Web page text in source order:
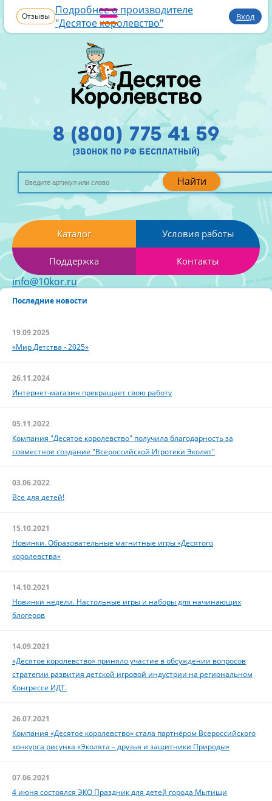
Отзывы Подробнее о производителе
"Десятое королевство"
Вход
Найти
8 (800) 775 41 59
(звонок по рф бесплатный)
Каталог Условия работы
Поддержка Контакты
info@10kor.ru
Последние новости
19.09.2025
«Мир Детства - 2025»
26.11.2024
Интернет-магазин прекращает свою работу
05.11.2022
Компания "Десятое королевство" получила благодарность за
совместное создание "Всероссийской Игротеки Эколят"
03.06.2022
Все для детей!
15.10.2021
Новинки. Образовательные магнитные игры «Десятого
королевства»
14.10.2021
Новинки недели. Настольные игры и наборы для начинающих
блогеров
14.09.2021
«Десятое королевство» приняло участие в обсуждении вопросов
стратегии развития детской игровой индустрии на региональном
Конгрессе ИДТ.
26.07.2021
Компания «Десятое королевство» стала партнёром Всероссийского
конкурса рисунка «Эколята – друзья и защитники Природы»
07.06.2021
4 июня состоялся ЭКО Праздник для детей города Мытищи